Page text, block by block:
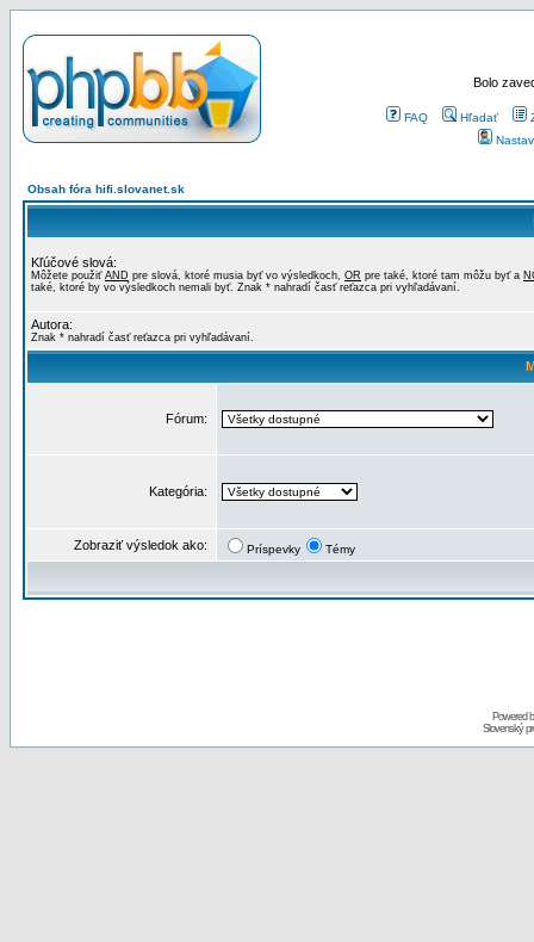
Bolo
FAQ Hľadať
Obsah fóra hifi.slovanet.sk
Kľúčové slová:
Môžete použiť AND pre slová, ktoré musia byť vo výsledkoch, OR pre také, ktoré tam môžu byť a
také, ktoré by vo výsledkoch nemali byť. Znak * nahradí časť reťazca pri vyhľadávaní.
Autora:
Znak * nahradí časť reťazca pri vyhľadávaní.
Fórum:
Kategória:
Zobraziť výsledok ako: Príspevky Témy
Powered
Slovenský